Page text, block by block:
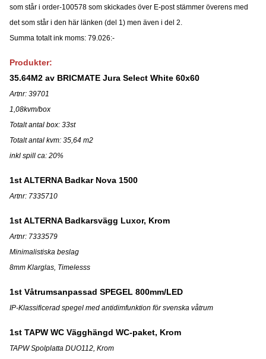
som står i order-100578 som skickades över E-post stämmer överens med
det som står i den här länken (del 1) men även i del 2.
Summa totalt ink moms: 79.026:-
Produkter:
35.64M2 av BRICMATE Jura Select White 60x60
Artnr: 39701
1,08kvm/box
Totalt antal box: 33st
Totalt antal kvm: 35,64 m2
inkl spill ca: 20%
1st ALTERNA Badkar Nova 1500
Artnr: 7335710
1st ALTERNA Badkarsvägg Luxor, Krom
Artnr: 7333579
Minimalistiska beslag
8mm Klarglas, Timelesss
1st Våtrumsanpassad SPEGEL 800mm/LED
IP-Klassificerad spegel med antidimfunktion för svenska våtrum
1st TAPW WC Vägghängd WC-paket, Krom
TAPW Spolplatta DUO112, Krom